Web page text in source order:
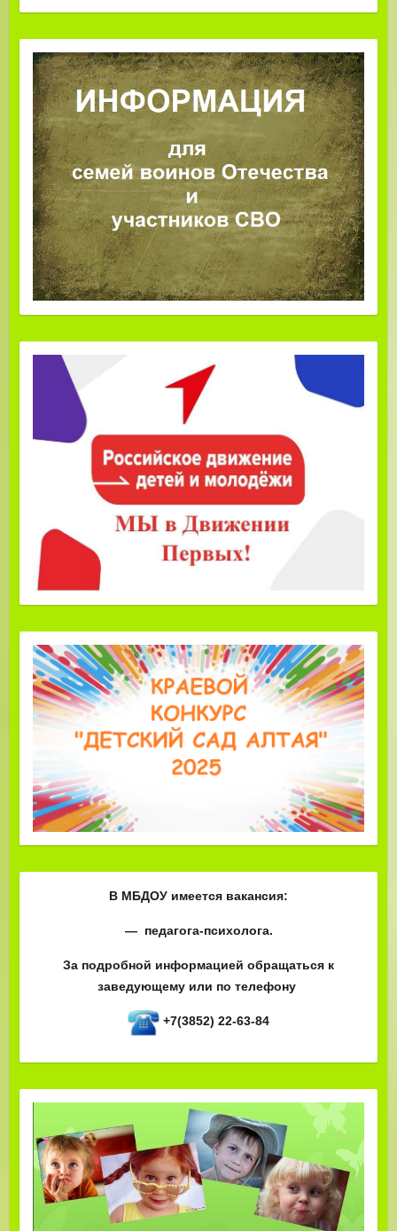
В МБДОУ имеется вакансия:
— педагога-психолога.
За подробной информацией обращаться к
заведующему или по телефону
+7(3852) 22-63-84